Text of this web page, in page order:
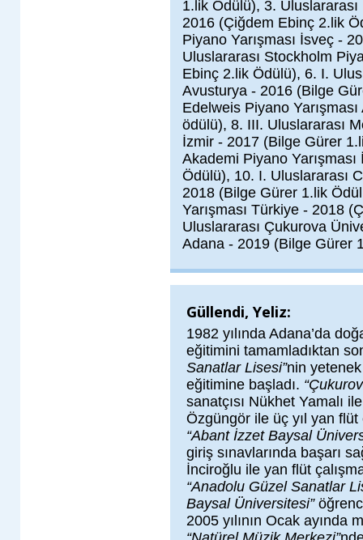
1.lik Ödülü), 3.
2016 (Çiğdem Ebinç 2.lik
Piyano Yarışması İsveç -
Uluslararası Stockholm
Ebinç 2.lik Ödülü), 6. I.
Avusturya - 2016 (Bilge
Edelweis Piyano
ödülü), 8. III. Uluslararası
İzmir - 2017 (Bilge Gürer
Akademi Piyano
Ödülü), 10. I. Uluslararası
2018 (Bilge Gürer 1.lik
Yarışması Türkiye - 2018
Uluslararası Çukurova
Adana - 2019 (Bilge Gürer
Güllendi, Yeliz:
1982 yılında Adana’da
eğitimini tamamladıktan
Sanatlar Lisesi”nin yetenek
eğitimine başladı.
sanatçısı Nükhet Yamalı
Özgüngör ile üç yıl yan
“Abant İzzet Baysal
giriş sınavlarında başarı
İnciroğlu ile yan flüt
“Anadolu Güzel Sanatlar
Baysal Üniversitesi”
2005 yılının Ocak ayında